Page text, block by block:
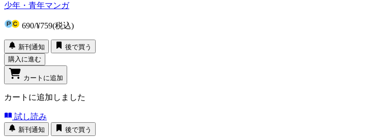
少年・青年マンガ
690/¥759(税込)
新刊通知
後で買う
購入に進む
カートに追加
カートに追加しました
試し読み
新刊通知 後で買う